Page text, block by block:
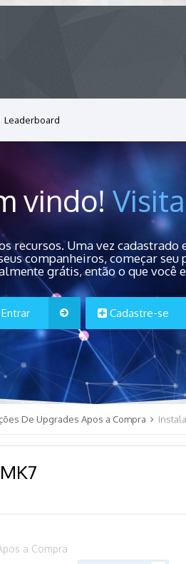
Leaderboard
vindo!
recursos. Uma vez
companheiros, começar
grátis, então o que você
Entrar Cadastre-se
De Upgrades Apos a Compra
a Compra